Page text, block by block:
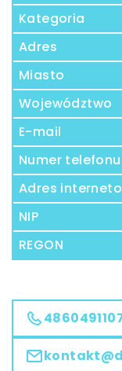
Kategoria
Adres
Miasto
Województwo
E-mail
Numer telefonu
Adres
NIP
REGON